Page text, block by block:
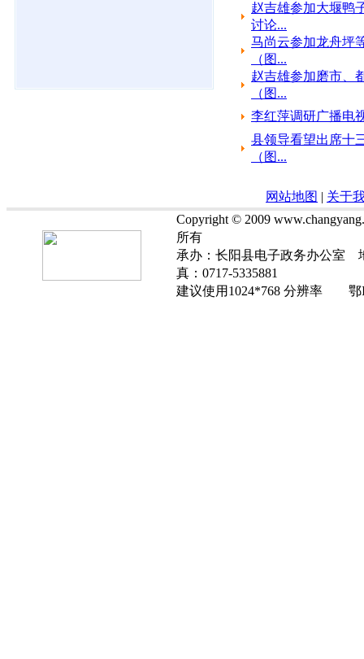
赵吉雄参加大堰鸭
讨论...
马尚云参加龙舟坪
（图...
赵吉雄参加磨市、
（图...
李红萍调研广播电
县领导看望出席十
（图...
网站地图 | 关于
Copyright © 2009
所有
承办：长阳县电子政务办公室
真：0717-5335881
建议使用1024*768 分辨率 鄂